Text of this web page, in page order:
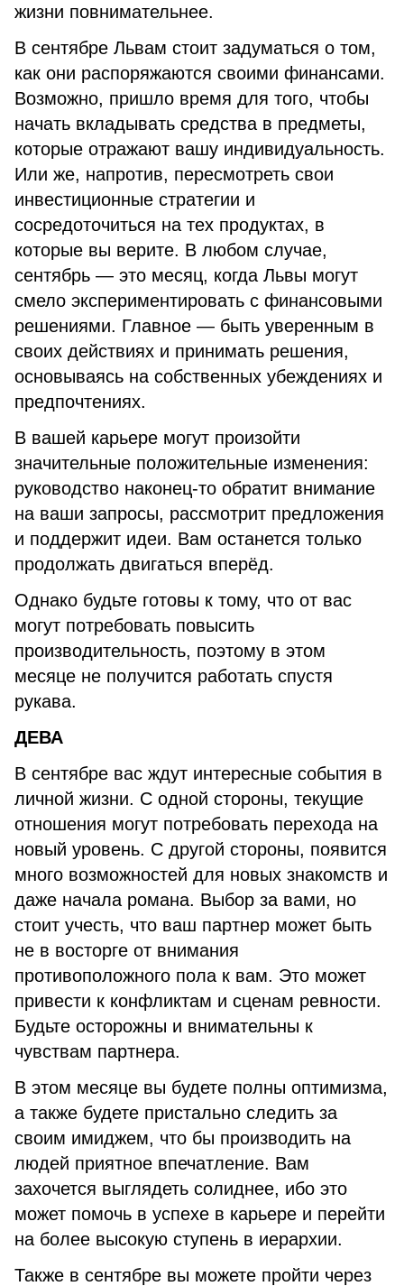
жизни повнимательнее.
В сентябре Львам стоит задуматься о том,
как они распоряжаются своими финансами.
Возможно, пришло время для того, чтобы
начать вкладывать средства в предметы,
которые отражают вашу индивидуальность.
Или же, напротив, пересмотреть свои
инвестиционные стратегии и
сосредоточиться на тех продуктах, в
которые вы верите. В любом случае,
сентябрь — это месяц, когда Львы могут
смело экспериментировать с финансовыми
решениями. Главное — быть уверенным в
своих действиях и принимать решения,
основываясь на собственных убеждениях и
предпочтениях.
В вашей карьере могут произойти
значительные положительные изменения:
руководство наконец-то обратит внимание
на ваши запросы, рассмотрит предложения
и поддержит идеи. Вам останется только
продолжать двигаться вперёд.
Однако будьте готовы к тому, что от вас
могут потребовать повысить
производительность, поэтому в этом
месяце не получится работать спустя
рукава.
ДЕВА
В сентябре вас ждут интересные события в
личной жизни. С одной стороны, текущие
отношения могут потребовать перехода на
новый уровень. С другой стороны, появится
много возможностей для новых знакомств и
даже начала романа. Выбор за вами, но
стоит учесть, что ваш партнер может быть
не в восторге от внимания
противоположного пола к вам. Это может
привести к конфликтам и сценам ревности.
Будьте осторожны и внимательны к
чувствам партнера.
В этом месяце вы будете полны оптимизма,
а также будете пристально следить за
своим имиджем, что бы производить на
людей приятное впечатление. Вам
захочется выглядеть солиднее, ибо это
может помочь в успехе в карьере и перейти
на более высокую ступень в иерархии.
Также в сентябре вы можете пройти через